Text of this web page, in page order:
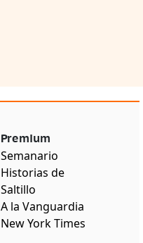
Premium
Semanario
Historias de
Saltillo
A la Vanguardia
New York Times